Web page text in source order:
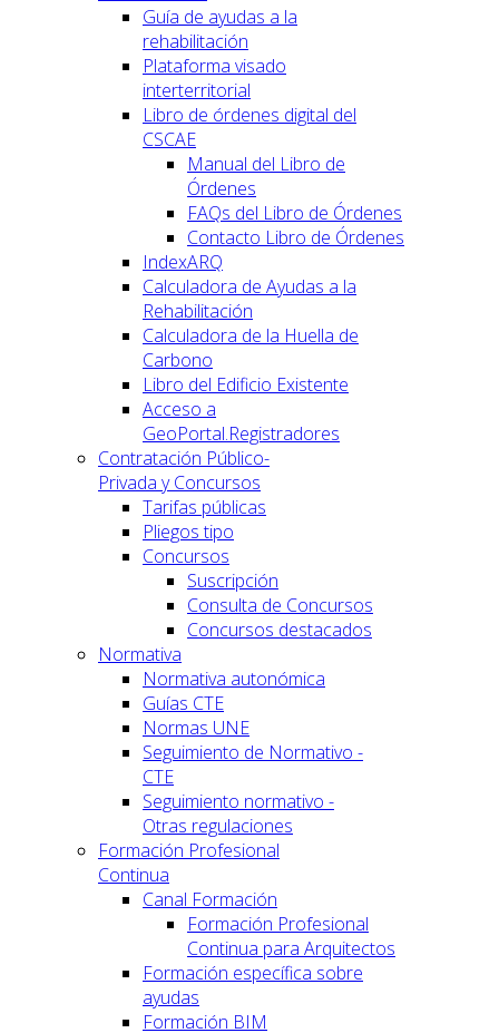
Guía de ayudas a la
rehabilitación
Plataforma visado
interterritorial
Libro de órdenes digital del
CSCAE
Manual del Libro de
Órdenes
FAQs del Libro de Órdenes
Contacto Libro de Órdenes
IndexARQ
Calculadora de Ayudas a la
Rehabilitación
Calculadora de la Huella de
Carbono
Libro del Edificio Existente
Acceso a
GeoPortal.Registradores
Contratación Público-
Privada y Concursos
Tarifas públicas
Pliegos tipo
Concursos
Suscripción
Consulta de Concursos
Concursos destacados
Normativa
Normativa autonómica
Guías CTE
Normas UNE
Seguimiento de Normativo -
CTE
Seguimiento normativo -
Otras regulaciones
Formación Profesional
Continua
Canal Formación
Formación Profesional
Continua para Arquitectos
Formación específica sobre
ayudas
Formación BIM